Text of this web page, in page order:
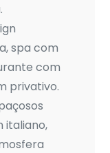
spa com
com
privativo.
italiano,